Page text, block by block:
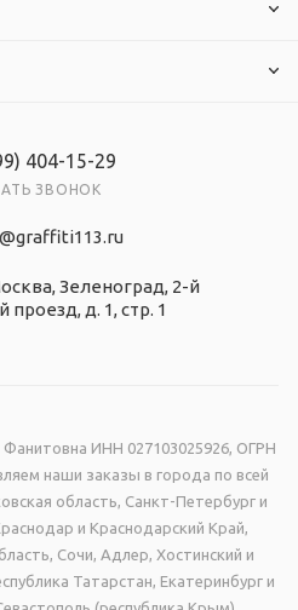
404-15-29
ЗВОНОК
Зеленоград, 2-й
проезд, д. 1, стр. 1
ИНН 027103025926, ОГРН
наши заказы в города по всей
область, Санкт-Петербург и
и Краснодарский Край,
Сочи, Адлер, Хостинский и
Татарстан, Екатеринбург и